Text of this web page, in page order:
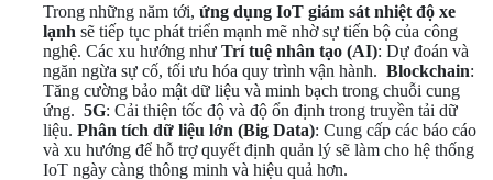
Trong những năm tới, ứng dụng IoT giám sát nhiệt độ xe
lạnh sẽ tiếp tục phát triển mạnh mẽ nhờ sự tiến bộ của công
nghệ. Các xu hướng như Trí tuệ nhân tạo (AI): Dự đoán và
ngăn ngừa sự cố, tối ưu hóa quy trình vận hành. Blockchain:
Tăng cường bảo mật dữ liệu và minh bạch trong chuỗi cung
ứng. 5G: Cải thiện tốc độ và độ ổn định trong truyền tải dữ
liệu. Phân tích dữ liệu lớn (Big Data): Cung cấp các báo cáo
và xu hướng để hỗ trợ quyết định quản lý sẽ làm cho hệ thống
IoT ngày càng thông minh và hiệu quả hơn.